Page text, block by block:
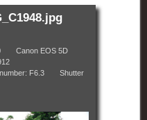
Canon EOS 5D
F6.3 Shutter